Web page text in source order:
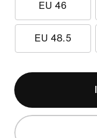
EU 46
EU 48.5